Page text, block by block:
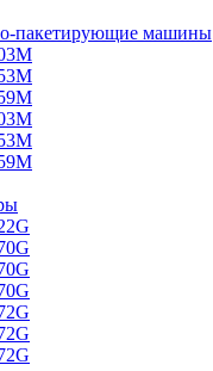
пакетирующие машины